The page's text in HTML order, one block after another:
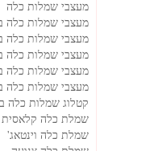
מעצבי שמלות כלה
מעצבי שמלות כלה
מעצבי שמלות כלה
מעצבי שמלות כלה
מעצבי שמלות כלה
מעצבי שמלות כלה
קטלוג שמלות כלה
שמלת כלה קלאסית
שמלת כלה וינטאג'